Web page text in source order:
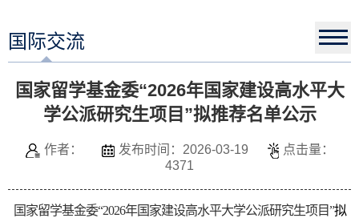
国际交流
国家留学基金委“2026年国家建设高水平大
学公派研究生项目”拟推荐名单公示
作者： 发布时间：2026-03-19
点击量：
4371
国家留学基金委“2026年国家建设高水平大学公派研究生项目”拟